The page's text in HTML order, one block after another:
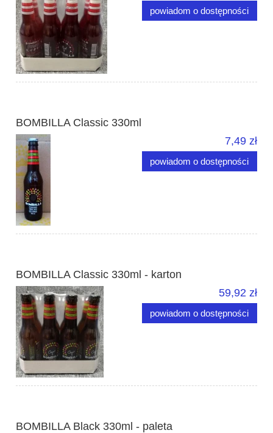
powiadom o dostępności
BOMBILLA Classic 330ml
7,49 zł
powiadom o dostępności
BOMBILLA Classic 330ml - karton
59,92 zł
powiadom o dostępności
BOMBILLA Black 330ml - paleta